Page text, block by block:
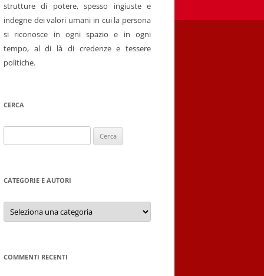
strutture di potere, spesso ingiuste e
indegne dei valori umani in cui la persona
si riconosce in ogni spazio e in ogni
tempo, al di là di credenze e tessere
politiche.
CERCA
per:
CATEGORIE E AUTORI
Categorie
autori
COMMENTI RECENTI